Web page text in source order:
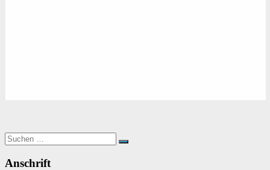
Suchen
nach:
Suchen
Anschrift